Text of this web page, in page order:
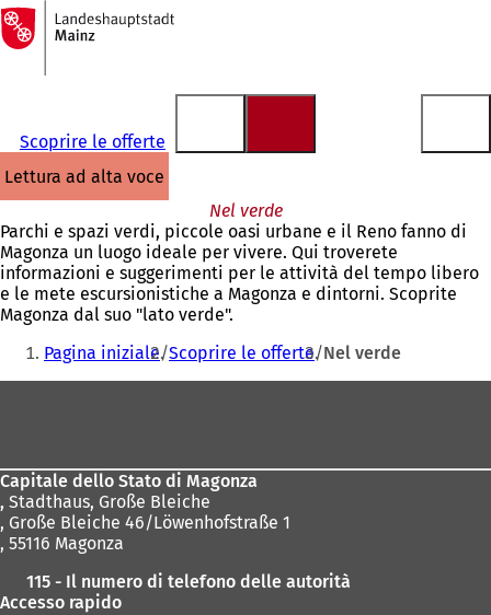
Vai al contenuto
Alla
pagina
iniziale
Scoprire le offerte
lettura ad alta voce
Nel verde
Parchi e spazi verdi, piccole oasi urbane e il Reno fanno di
Magonza un luogo ideale per vivere. Qui troverete
informazioni e suggerimenti per le attività del tempo libero
e le mete escursionistiche a Magonza e dintorni. Scoprite
Magonza dal suo "lato verde".
Siete
qui:
Pagina iniziale Scoprire le offerte Nel verde
Capitale dello Stato di Magonza
, Stadthaus, Große Bleiche
, Große Bleiche 46/Löwenhofstraße 1
, 55116 Magonza
115 - Il numero di telefono delle autorità
Accesso rapido